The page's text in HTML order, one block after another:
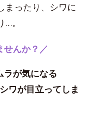
まったり、シワに
。
せんか？／
ラが気になる
ワが目立ってしま